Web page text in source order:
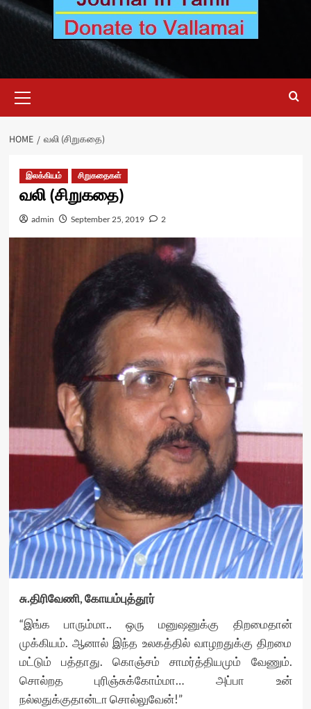
Menu
HOME வலி (சிறுகதை)
இலக்கியம் சிறுகதைகள்
வலி (சிறுகதை)
admin September 25, 2019 2
சு.திரிவேணி, கோயம்புத்தூர்
“இங்க பாரும்மா.. ஒரு மனுஷனுக்கு திறமைதான்
முக்கியம். ஆனால் இந்த உலகத்தில் வாழறதுக்கு திறமை
மட்டும் பத்தாது. கொஞ்சம் சாமர்த்தியமும் வேணும்.
சொல்றத புரிஞ்சுக்கோம்மா… அப்பா உன்
நல்லதுக்குதான்டா சொல்லுவேன்!”